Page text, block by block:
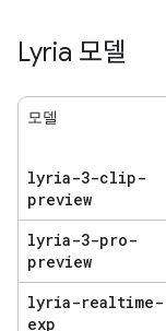
Lyria 모델
모델
lyria-3-clip-
preview
lyria-3-pro-
preview
lyria-realtime-
exp